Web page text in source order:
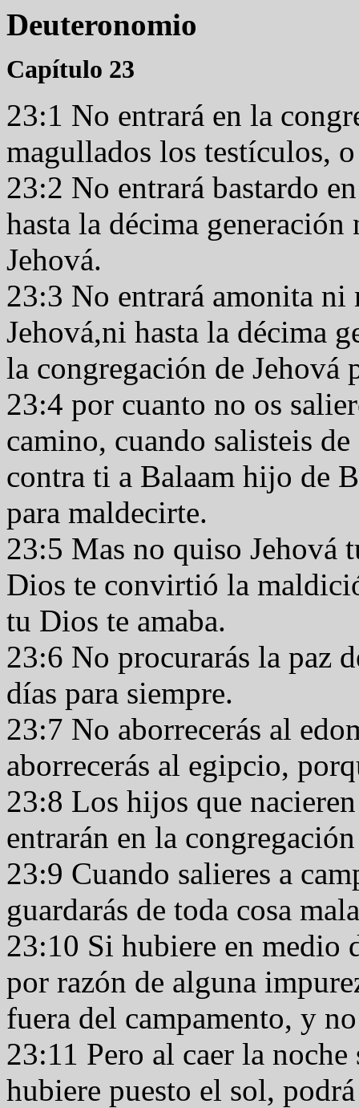
Deuteronomio
Capítulo 23
23:1 No entrará en la
magullados los testículos,
23:2 No entrará bastardo
hasta la décima
Jehová.
23:3 No entrará amonita ni
Jehová,ni hasta la décima
la congregación de Jehová
23:4 por cuanto no os
camino, cuando salisteis
contra ti a Balaam hijo de
para maldecirte.
23:5 Mas no quiso Jehová
Dios te convirtió la
tu Dios te amaba.
23:6 No procurarás la paz
días para siempre.
23:7 No aborrecerás al
aborrecerás al egipcio,
23:8 Los hijos que
entrarán en la
23:9 Cuando salieres a
guardarás de toda cosa
23:10 Si hubiere en medio
por razón de alguna
fuera del campamento, y
23:11 Pero al caer la
hubiere puesto el sol,